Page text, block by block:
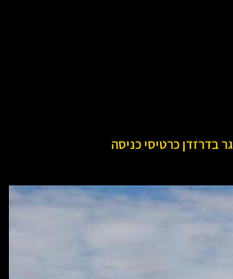
בדרזדן כרטיסי כניסה